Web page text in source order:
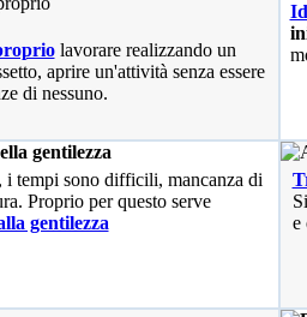
lavorare realizzando un
aprire un'attività senza essere
di nessuno.
i tempi sono difficili, mancanza di
Proprio per questo serve
gentilezza
e